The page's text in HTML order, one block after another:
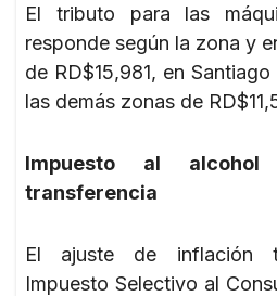
El tributo para las
responde según la zona y
de RD$15,981, en
las demás zonas de
Impuesto al
transferencia
El ajuste de inflación
Impuesto Selectivo al